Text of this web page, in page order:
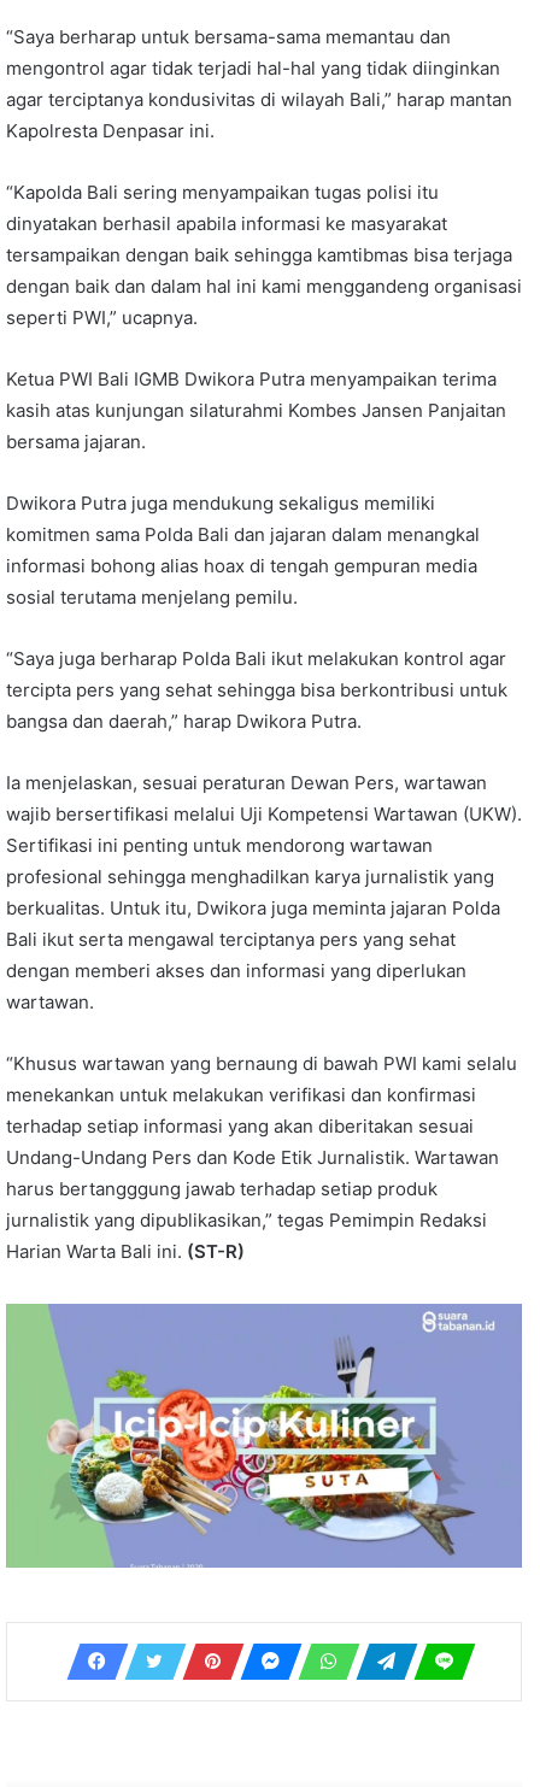
“Saya berharap untuk bersama-sama memantau dan
mengontrol agar tidak terjadi hal-hal yang tidak diinginkan
agar terciptanya kondusivitas di wilayah Bali,” harap mantan
Kapolresta Denpasar ini.
“Kapolda Bali sering menyampaikan tugas polisi itu
dinyatakan berhasil apabila informasi ke masyarakat
tersampaikan dengan baik sehingga kamtibmas bisa terjaga
dengan baik dan dalam hal ini kami menggandeng organisasi
seperti PWI,” ucapnya.
Ketua PWI Bali IGMB Dwikora Putra menyampaikan terima
kasih atas kunjungan silaturahmi Kombes Jansen Panjaitan
bersama jajaran.
Dwikora Putra juga mendukung sekaligus memiliki
komitmen sama Polda Bali dan jajaran dalam menangkal
informasi bohong alias hoax di tengah gempuran media
sosial terutama menjelang pemilu.
“Saya juga berharap Polda Bali ikut melakukan kontrol agar
tercipta pers yang sehat sehingga bisa berkontribusi untuk
bangsa dan daerah,” harap Dwikora Putra.
Ia menjelaskan, sesuai peraturan Dewan Pers, wartawan
wajib bersertifikasi melalui Uji Kompetensi Wartawan (UKW).
Sertifikasi ini penting untuk mendorong wartawan
profesional sehingga menghadilkan karya jurnalistik yang
berkualitas. Untuk itu, Dwikora juga meminta jajaran Polda
Bali ikut serta mengawal terciptanya pers yang sehat
dengan memberi akses dan informasi yang diperlukan
wartawan.
“Khusus wartawan yang bernaung di bawah PWI kami selalu
menekankan untuk melakukan verifikasi dan konfirmasi
terhadap setiap informasi yang akan diberitakan sesuai
Undang-Undang Pers dan Kode Etik Jurnalistik. Wartawan
harus bertangggung jawab terhadap setiap produk
jurnalistik yang dipublikasikan,” tegas Pemimpin Redaksi
Harian Warta Bali ini. (ST-R)